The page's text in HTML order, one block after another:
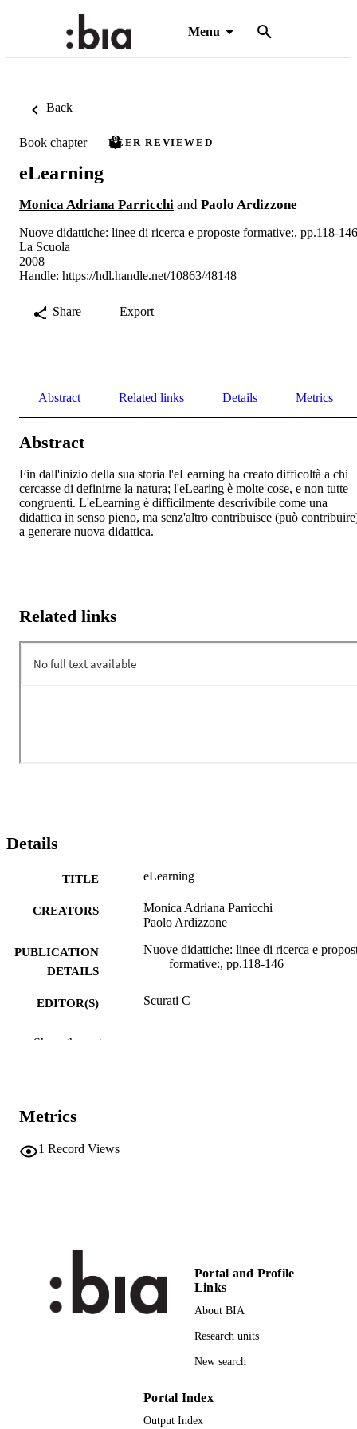
Menu
Back
Book chapter PEER REVIEWED
eLearning
Monica Adriana Parricchi and Paolo Ardizzone
Nuove didattiche: linee di ricerca e proposte formative:, pp.118-146
La Scuola
2008
Handle: https://hdl.handle.net/10863/48148
Share Export
Abstract Related links Details Metrics
Abstract
Fin dall'inizio della sua storia l'eLearning ha creato difficoltà a chi
cercasse di definirne la natura; l'eLearing è molte cose, e non tutte
congruenti. L'eLearning è difficilmente descrivibile come una
didattica in senso pieno, ma senz'altro contribuisce (può
a generare nuova didattica.
Related links
Details
TITLE eLearning
CREATORS
Monica Adriana Parricchi
Paolo Ardizzone
PUBLICATION
DETAILS
Nuove didattiche: linee di ricerca e
formative:, pp.118-146
EDITOR(S) Scurati C
NUMBER OF
IDENTIFIERS
LANGUAGE Italian
Show the rest
Metrics
1 Record Views
Portal and Profile
Links
About BIA
Research units
New search
Portal Index
Output Index